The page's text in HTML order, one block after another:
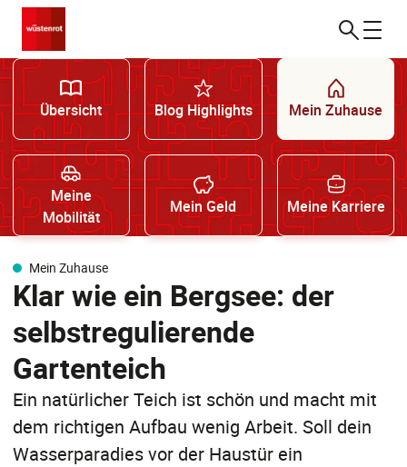
Übersicht Blog Highlights Mein Zuhause
Meine
Mobilität
Mein Geld Meine Karriere
Mein Zuhause
Klar wie ein Bergsee: der
selbstregulierende
Gartenteich
Ein natürlicher Teich ist schön und macht mit
dem richtigen Aufbau wenig Arbeit. Soll dein
Wasserparadies vor der Haustür ein